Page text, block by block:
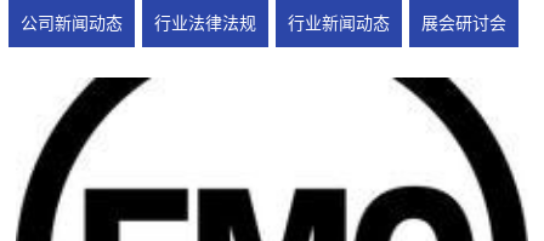
公司新闻动态 行业法律法规 行业新闻动态 展会研讨会